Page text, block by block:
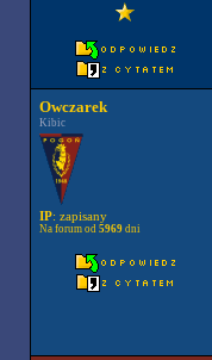
Owczarek
Kibic
IP: zapisany
Na forum od 5969dni